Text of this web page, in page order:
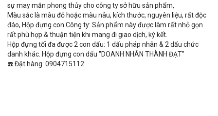
sự may mắn phong thủy cho công ty sở hữu sản phẩm,
Màu sắc là màu đỏ hoặc màu nâu, kích thước, nguyên liệu, rất độc
đáo, Hộp đựng con Công ty: Sản phẩm này được làm rất nhỏ gọn
rất phù hợp & thuận tiện khi mang đi giao dịch, ký kết.
Hộp đựng tối đa được 2 con dấu: 1 dấu pháp nhân & 2 dấu chức
danh khác. Hộp đựng con dấu "DOANH NHÂN THÀNH ĐẠT"
☎️ Đặt hàng: 0904715112